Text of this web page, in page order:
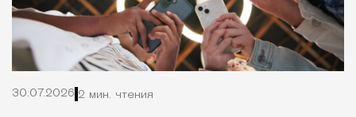
30.07.2026 2 мин. чтения